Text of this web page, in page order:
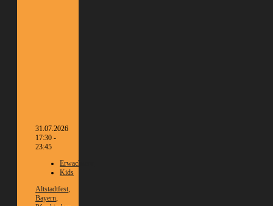
31.07.2026
17:30 -
23:45
Erwachsene
Kids
Altstadtfest,
Bayern,